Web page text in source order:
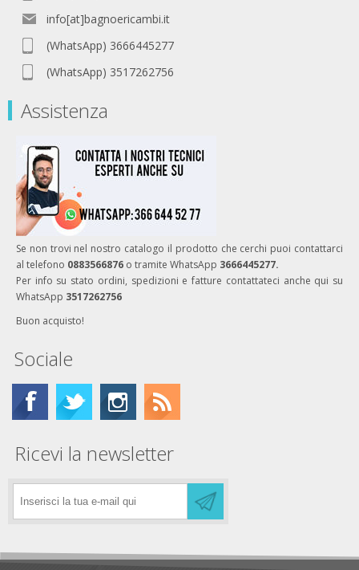
info[at]bagnoericambi.it
(WhatsApp) 3666445277
(WhatsApp) 3517262756
Assistenza
Se non trovi nel nostro catalogo il prodotto che cerchi puoi contattarci
al telefono 0883566876 o tramite WhatsApp 3666445277.
Per info su stato ordini, spedizioni e fatture contattateci anche qui su
WhatsApp 3517262756
Buon acquisto!
Sociale
Ricevi la newsletter